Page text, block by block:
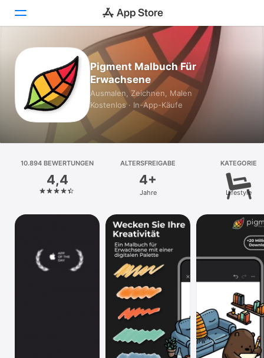
Spiele
Apps
Arcade
Plattform
iPhone
iPad
Vision
Watch
Pigment Malbuch Für
Erwachsene
Ausmalen, Zeichnen, Malen
Kostenlos · In-App-Käufe
10.894 BEWERTUNGEN
4,4
ALTERSFREIGABE
4+
Jahre
KATEGORIE
Lifestyle